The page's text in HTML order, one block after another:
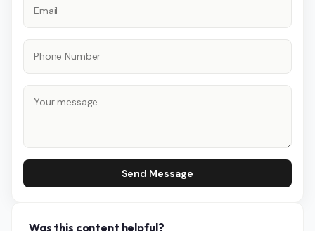
Send Message
Was this content helpful?